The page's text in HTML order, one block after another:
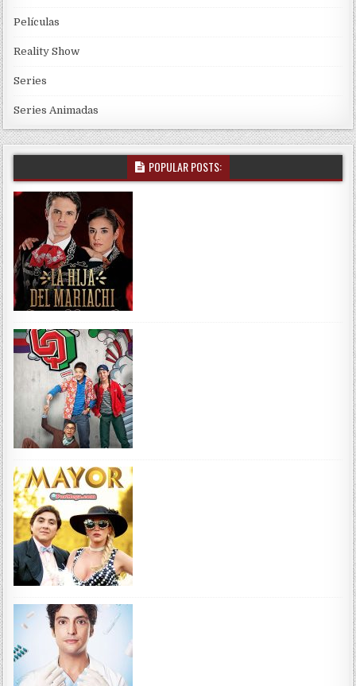
Películas
Reality Show
Series
Series Animadas
POPULAR POSTS: